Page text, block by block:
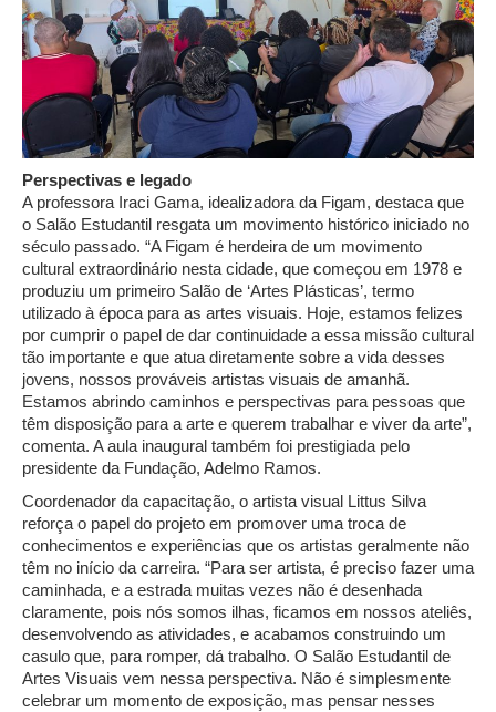
Perspectivas e legado
A professora Iraci Gama, idealizadora da Figam, destaca que
o Salão Estudantil resgata um movimento histórico iniciado no
século passado. “A Figam é herdeira de um movimento
cultural extraordinário nesta cidade, que começou em 1978 e
produziu um primeiro Salão de ‘Artes Plásticas’, termo
utilizado à época para as artes visuais. Hoje, estamos felizes
por cumprir o papel de dar continuidade a essa missão cultural
tão importante e que atua diretamente sobre a vida desses
jovens, nossos prováveis artistas visuais de amanhã.
Estamos abrindo caminhos e perspectivas para pessoas que
têm disposição para a arte e querem trabalhar e viver da arte”,
comenta. A aula inaugural também foi prestigiada pelo
presidente da Fundação, Adelmo Ramos.
Coordenador da capacitação, o artista visual Littus Silva
reforça o papel do projeto em promover uma troca de
conhecimentos e experiências que os artistas geralmente não
têm no início da carreira. “Para ser artista, é preciso fazer uma
caminhada, e a estrada muitas vezes não é desenhada
claramente, pois nós somos ilhas, ficamos em nossos ateliês,
desenvolvendo as atividades, e acabamos construindo um
casulo que, para romper, dá trabalho. O Salão Estudantil de
Artes Visuais vem nessa perspectiva. Não é simplesmente
celebrar um momento de exposição, mas pensar nesses